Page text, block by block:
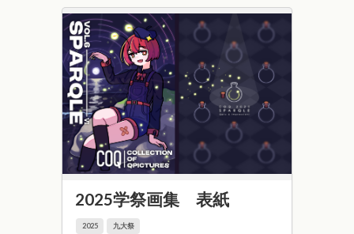
2025学祭画集 表紙
2025 九大祭